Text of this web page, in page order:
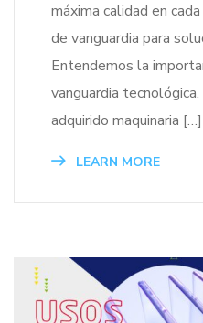
máxima calidad en
de vanguardia para
Entendemos la
vanguardia
adquirido maquinaria […]
LEARN MORE